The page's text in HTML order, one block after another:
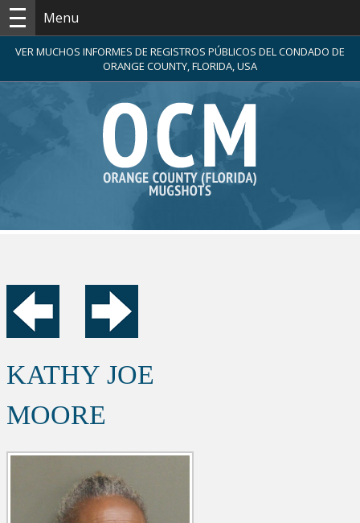
Menu
VER MUCHOS INFORMES DE REGISTROS PÚBLICOS DEL CONDADO DE
ORANGE COUNTY, FLORIDA, USA
KATHY JOE
MOORE